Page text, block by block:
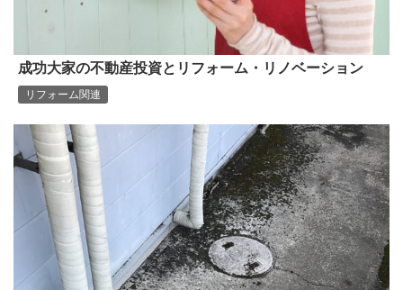
成功大家の不動産投資とリフォーム・リノベーション
リフォーム関連